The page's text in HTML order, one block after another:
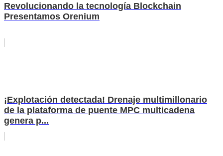
Revolucionando la tecnología Blockchain
Presentamos Orenium
¡Explotación detectada! Drenaje multimillonario
de la plataforma de puente MPC multicadena
genera p...